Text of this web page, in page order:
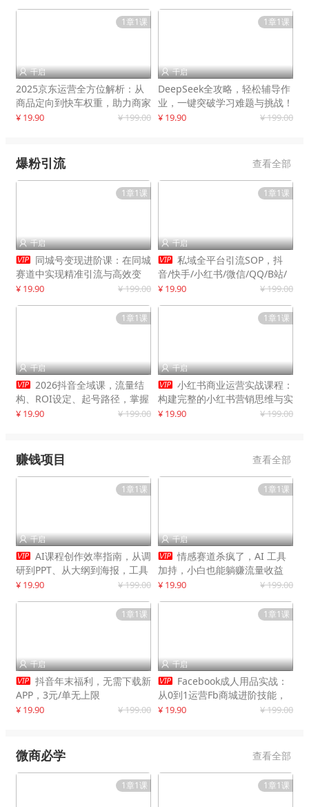
1章1课
 千启
2025京东运营全方位解析：从
商品定向到快车权重，助力商家
打造爆款商品
¥ 19.90 ¥ 199.00
1章1课
 千启
DeepSeek全攻略，轻松辅导作
业，一键突破学习难题与挑战！
¥ 19.90 ¥ 199.00
爆粉引流 查看全部
1章1课
 千启
 同城号变现进阶课：在同城
赛道中实现精准引流与高效变
现，单店月引流成交额提升50%
¥ 19.90 ¥ 199.00
1章1课
 千启
 私域全平台引流SOP，抖
音/快手/小红书/微信/QQ/B站/
闲鱼等，技术合集，高效转化公
¥ 19.90 ¥ 199.00
1章1课
 千启
 2026抖音全域课，流量结
构、ROI设定、起号路径，掌握
平台新规下利润最大化
¥ 19.90 ¥ 199.00
1章1课
 千启
 小红书商业运营实战课程：
构建完整的小红书营销思维与实
战能力，案例店铺月销破百万！
¥ 19.90 ¥ 199.00
赚钱项目 查看全部
1章1课
 千启
 AI课程创作效率指南，从调
研到PPT、从大纲到海报，工具
赋能，打造可持续变现产品线
¥ 19.90 ¥ 199.00
1章1课
 千启
 情感赛道杀疯了，AI 工具
加持，小白也能躺赚流量收益
¥ 19.90 ¥ 199.00
1章1课
 千启
 抖音年末福利，无需下载新
APP，3元/单无上限
¥ 19.90 ¥ 199.00
1章1课
 千启
 Facebook成人用品实战：
从0到1运营Fb商城进阶技能，
快速提升订单转化与店铺收益
¥ 19.90 ¥ 199.00
微商必学 查看全部
1章1课 1章1课